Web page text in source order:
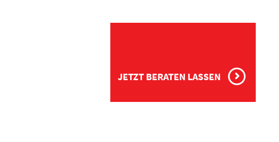
JETZT BERATEN LASSEN